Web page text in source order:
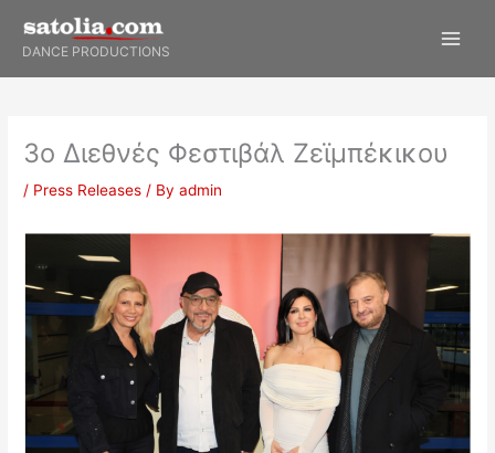
content
DANCE PRODUCTIONS
3ο Διεθνές Φεστιβάλ Ζεϊμπέκικου
/ Press Releases / Byadmin